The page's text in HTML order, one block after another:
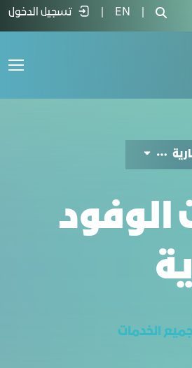
- غرفة جدة
EN تسجيل الدخول
الوفود
الخدمات